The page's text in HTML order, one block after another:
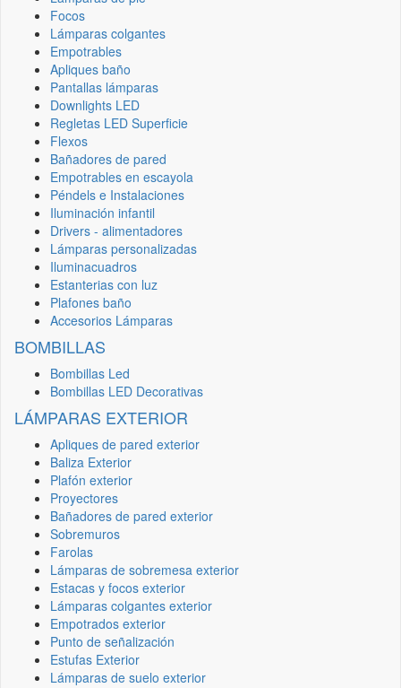
Focos
Lámparas colgantes
Empotrables
Apliques baño
Pantallas lámparas
Downlights LED
Regletas LED Superficie
Flexos
Bañadores de pared
Empotrables en escayola
Péndels e Instalaciones
Iluminación infantil
Drivers - alimentadores
Lámparas personalizadas
Iluminacuadros
Estanterias con luz
Plafones baño
Accesorios Lámparas
BOMBILLAS
Bombillas Led
Bombillas LED Decorativas
LÁMPARAS EXTERIOR
Apliques de pared exterior
Baliza Exterior
Plafón exterior
Proyectores
Bañadores de pared exterior
Sobremuros
Farolas
Lámparas de sobremesa exterior
Estacas y focos exterior
Lámparas colgantes exterior
Empotrados exterior
Punto de señalización
Estufas Exterior
Lámparas de suelo exterior